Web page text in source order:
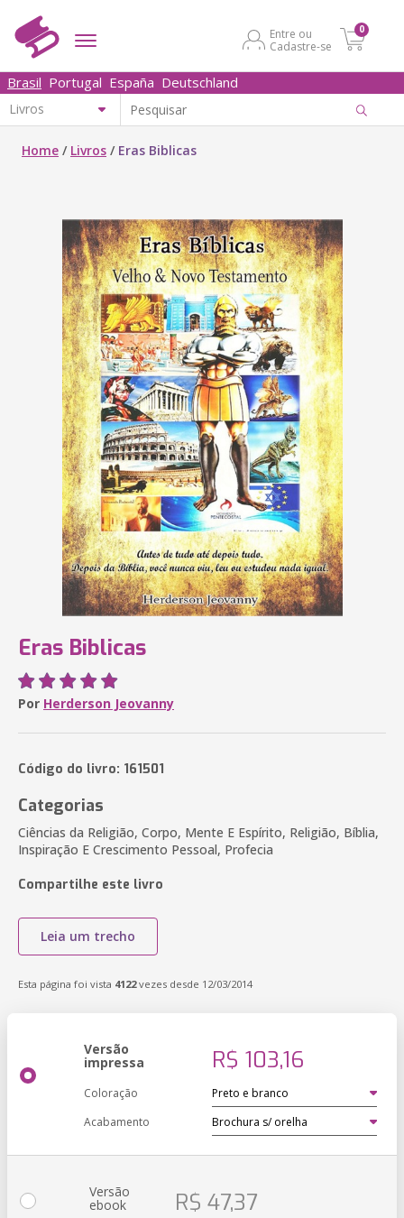
Entre ou
Cadastre-se
0
Brasil Portugal España Deutschland
Home / Livros / Eras Biblicas
Eras Biblicas
Por Herderson Jeovanny
Código do livro: 161501
Categorias
Ciências da Religião, Corpo, Mente E Espírito, Religião, Bíblia,
Inspiração E Crescimento Pessoal, Profecia
Compartilhe este livro
Leia um trecho
Esta página foi vista 4122vezes desde 12/03/2014
Versão
impressa R$ 103,16
Coloração
Acabamento
Versão
ebook R$ 47,37